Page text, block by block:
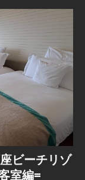
ビーチリゾ
室編=